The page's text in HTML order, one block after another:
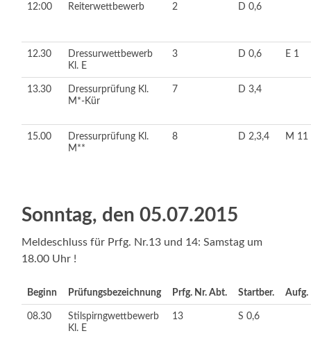
12:00 Reiterwettbewerb 2 D 0,6
12.30
Dressurwettbewerb
Kl. E
3 D 0,6 E 1
13.30
Dressurprüfung Kl.
M*-Kür
7 D 3,4
15.00
Dressurprüfung Kl.
M**
8 D 2,3,4 M 11
Sonntag, den 05.07.2015
Meldeschluss für Prfg. Nr.13 und 14: Samstag um
18.00 Uhr !
Beginn Prüfungsbezeichnung Prfg. Nr. Abt. Startber. Aufg.
08.30
Stilspirngwettbewerb
Kl. E
13 S 0,6